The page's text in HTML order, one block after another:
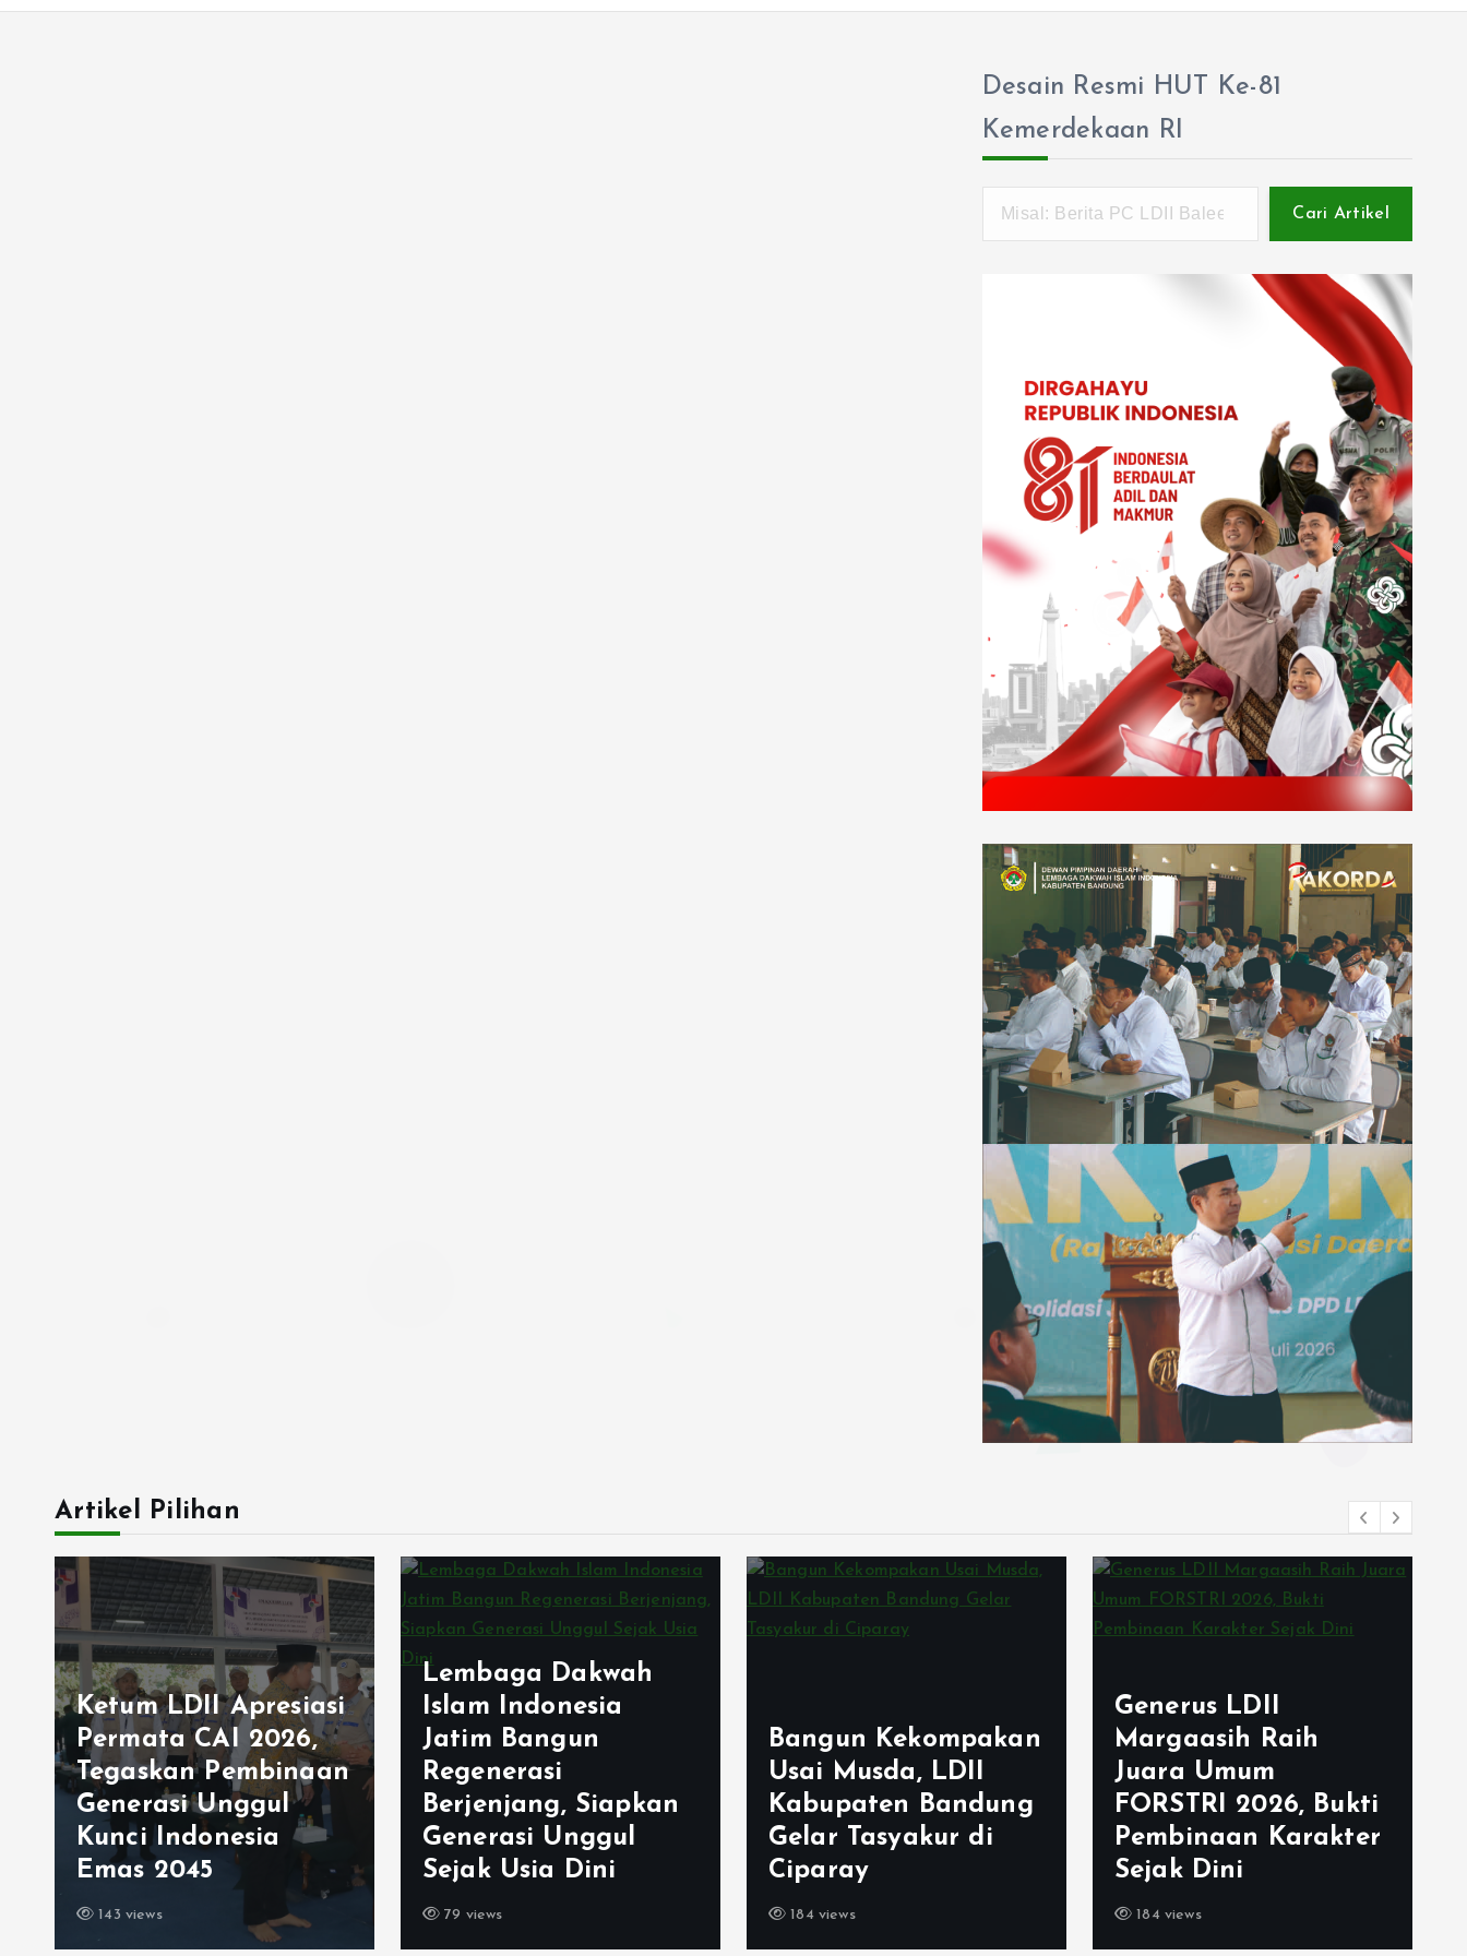
Desain Resmi HUT Ke-81
Kemerdekaan RI
Cari Artikel
Artikel Pilihan
Ketum LDII Apresiasi
Permata CAI 2026,
Tegaskan Pembinaan
Generasi Unggul
Kunci Indonesia
Emas 2045
143 views
Lembaga Dakwah
Islam Indonesia
Jatim Bangun
Regenerasi
Berjenjang, Siapkan
Generasi Unggul
Sejak Usia Dini
79 views
Bangun Kekompakan
Usai Musda, LDII
Kabupaten Bandung
Gelar Tasyakur di
Ciparay
184 views
Generus LDII
Margaasih Raih
Juara Umum
FORSTRI 2026, Bukti
Pembinaan Karakter
Sejak Dini
184 views